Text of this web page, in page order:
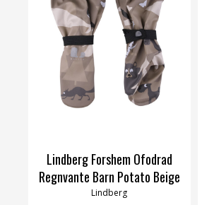
Lindberg Forshem Ofodrad
Regnvante Barn Potato Beige
Lindberg